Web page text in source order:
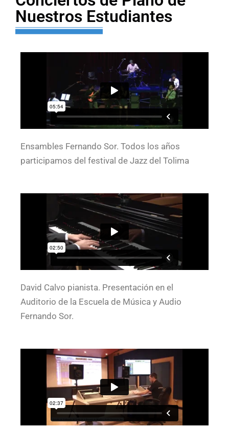
Nuestros Estudiantes
Ensambles Fernando Sor. Todos los años
participamos del festival de Jazz del Tolima
David Calvo pianista. Presentación en el
Auditorio de la Escuela de Música y Audio
Fernando Sor.